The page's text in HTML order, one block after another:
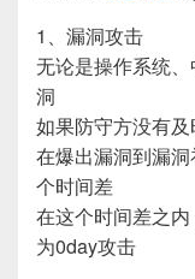
1、漏洞攻击
无论是操作系统
洞
如果防守方没有
在爆出漏洞到漏
个时间差
在这个时间差之
为0day攻击